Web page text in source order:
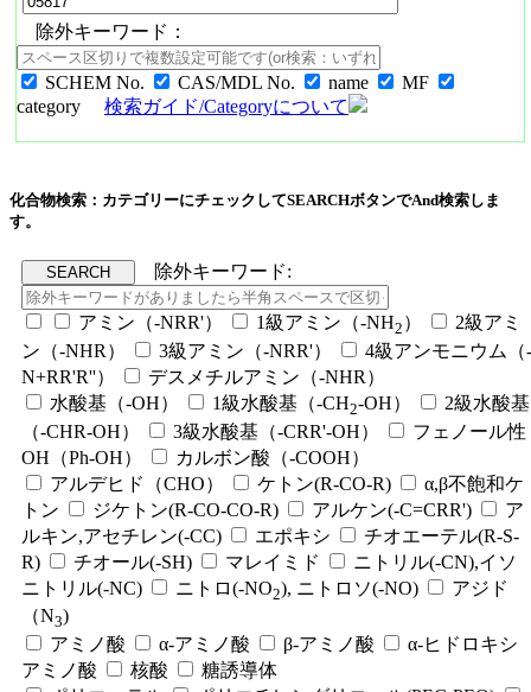
除外キーワード：
SCHEM No. CAS/MDL No. name
MF
category
検索ガイド/Categoryについて
化合物検索：カテゴリーにチェックしてSEARCHボタンでAnd検索しま
す。
除外キーワード:
アミン（-NRR'） 1級アミン（-NH2 ）
2級アミ
ン（-NHR）
3級アミン（-NRR'）
4級アンモニウム（-
N+RR'R''）
デスメチルアミン（-NHR）
水酸基（-OH）
1級水酸基（-CH2-OH）
2級水酸基
（-CHR-OH）
3級水酸基（-CRR'-OH）
フェノール性
OH（Ph-OH）
カルボン酸（-COOH）
アルデヒド（CHO）
ケトン(R-CO-R)
α,β不飽和ケ
トン
ジケトン(R-CO-CO-R) アルケン(-C=CRR')
ア
ルキン,アセチレン(-CC)
エポキシ
チオエーテル(R-S-
R)
チオール(-SH) マレイミド
ニトリル(-CN),イソ
ニトリル(-NC)
ニトロ(-NO2), ニトロソ(-NO)
アジド
（N3)
アミノ酸
α-アミノ酸 β-アミノ酸
α-ヒドロキシ
アミノ酸
核酸
糖誘導体